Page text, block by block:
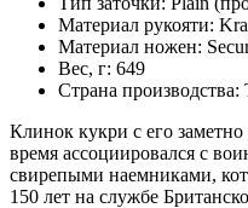
Материал рукояти:
Материал ножен:
Вес, г: 649
Страна производства:
Клинок кукри с его
время ассоциировался с
свирепыми наемниками,
150 лет на службе